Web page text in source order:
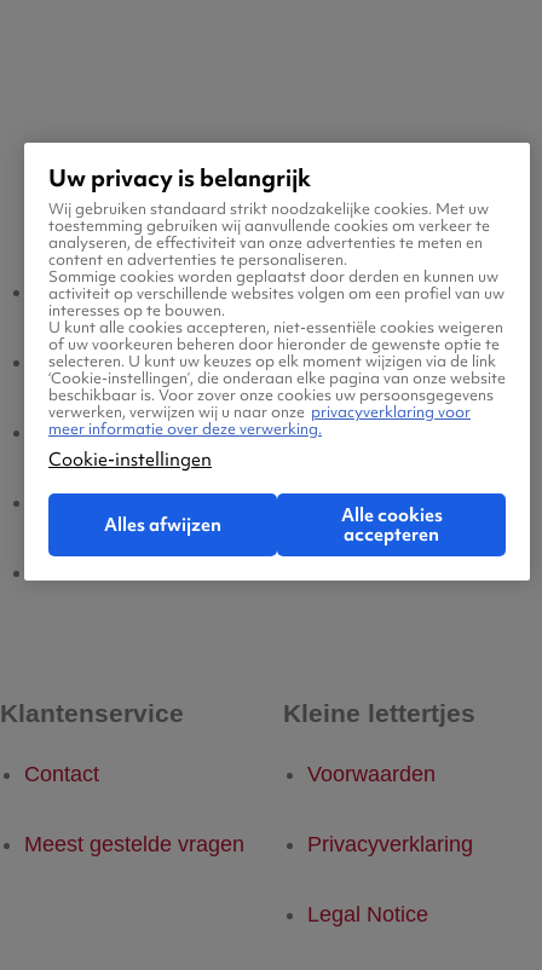
Populaire vluchten
Usak - Amsterdam Amsterdam - Usak
Usak - Eindhoven Eindhoven - Usak
Usak - Brussel Brussel - Usak
Usak - Dusseldorf Dusseldorf - Usak
Klantenservice
Contact
Meest gestelde vragen
Kleine lettertjes
Voorwaarden
Privacyverklaring
Legal Notice
Uw privacy is belangrijk
Wij gebruiken standaard strikt noodzakelijke cookies. Met uw
toestemming gebruiken wij aanvullende cookies om verkeer te
analyseren, de effectiviteit van onze advertenties te meten en
content en advertenties te personaliseren.
Sommige cookies worden geplaatst door derden en kunnen uw
activiteit op verschillende websites volgen om een profiel van uw
interesses op te bouwen.
U kunt alle cookies accepteren, niet-essentiële cookies weigeren
of uw voorkeuren beheren door hieronder de gewenste optie te
selecteren. U kunt uw keuzes op elk moment wijzigen via de link
‘Cookie-instellingen’, die onderaan elke pagina van onze website
beschikbaar is. Voor zover onze cookies uw persoonsgegevens
verwerken, verwijzen wij u naar onze privacyverklaring voor
meer informatie over deze verwerking.
Cookie-instellingen
Alles afwijzen
Alle cookies
accepteren